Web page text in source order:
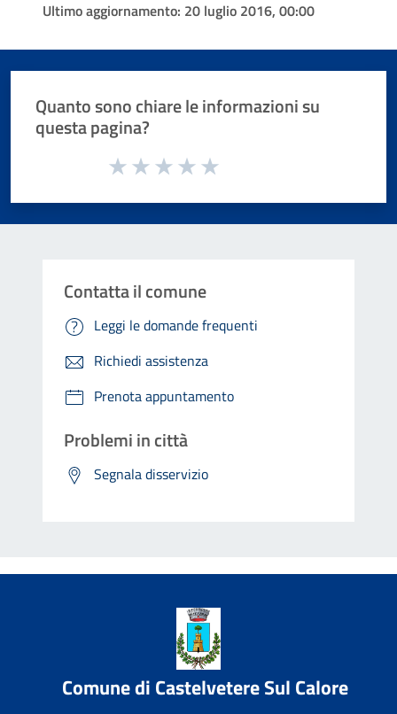
Ultimo aggiornamento: 20 luglio 2016, 00:00
Quanto sono chiare le informazioni su
questa pagina?
Valuta da 1 a 5 stelle la pagina
Contatta il comune
Leggi le domande frequenti
Richiedi assistenza
Prenota appuntamento
Problemi in città
Segnala disservizio
Comune di Castelvetere Sul Calore